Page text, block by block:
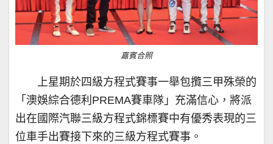
嘉賓合照
上星期於四級方程式賽事一舉包攬三甲殊榮的
「澳娛綜合德利PREMA賽車隊」充滿信心，將派
出在國際汽聯三級方程式錦標賽中有優秀表現的三
位車手出賽接下來的三級方程式賽事。